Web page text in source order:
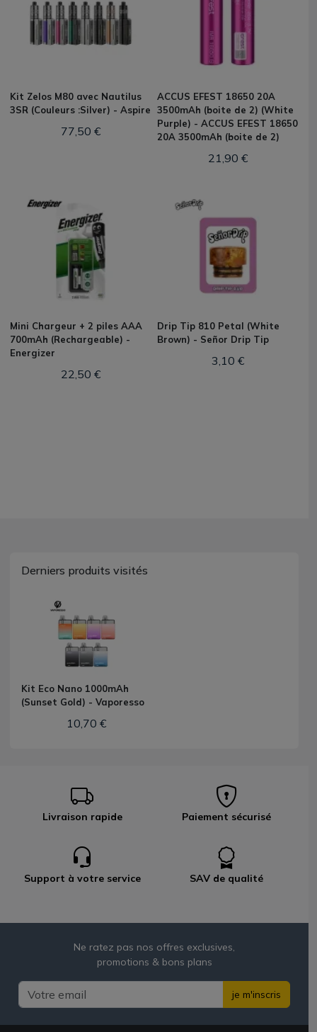
Kit Zelos M80 avec Nautilus
3SR (Couleurs :Silver) - Aspire
77,50 €
ACCUS EFEST 18650 20A
3500mAh (boite de 2) (White
Purple) - ACCUS EFEST 18650
20A 3500mAh (boite de 2)
21,90 €
Mini Chargeur + 2 piles AAA
700mAh (Rechargeable) -
Energizer
22,50 €
Drip Tip 810 Petal (White
Brown) - Señor Drip Tip
3,10 €
Derniers produits visités
Kit Eco Nano 1000mAh
(Sunset Gold) - Vaporesso
10,70 €
Livraison rapide Paiement sécurisé
Support à votre service SAV de qualité
Ne ratez pas nos offres exclusives,
promotions & bons plans
je m'inscris